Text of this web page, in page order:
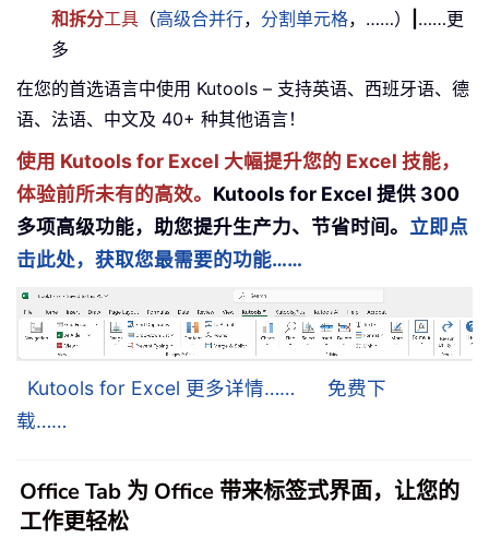
和拆分工具 （高级合并行， 分割单元格，……）
……更
多
在您的首选语言中使用 Kutools – 支持英语、西班牙语、德
语、法语、中文及 40+ 种其他语言！
使用 Kutools for Excel 大幅提升您的 Excel 技能，
体验前所未有的高效。 Kutools for Excel 提供 300
多项高级功能，助您提升生产力、节省时间。 立即点
击此处，获取您最需要的功能……
Kutools for Excel 更多详情……
免费下
载……
Office Tab 为 Office 带来标签式界面，让您的
工作更轻松